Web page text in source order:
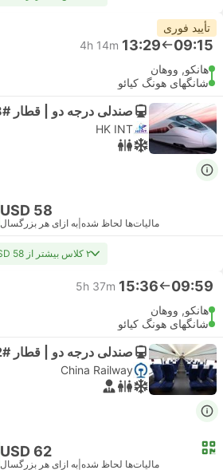
تأیید فوری
09:15
13:29
4h 14m
هانکو, ووهان
شانگهای هونگ کیائو
صندلی درجه دو | قطار #G1718
HK INT
USD 58
مالیات‌ها لحاظ شده به ازای هر بزرگسال
۲ کلاس بیشتر از USD 58
09:59
15:36
5h 37m
هانکو, ووهان
شانگهای هونگ کیائو
صندلی درجه دو | قطار #G2412
China Railway
USD 62
مالیات‌ها لحاظ شده به ازای هر بزرگسال